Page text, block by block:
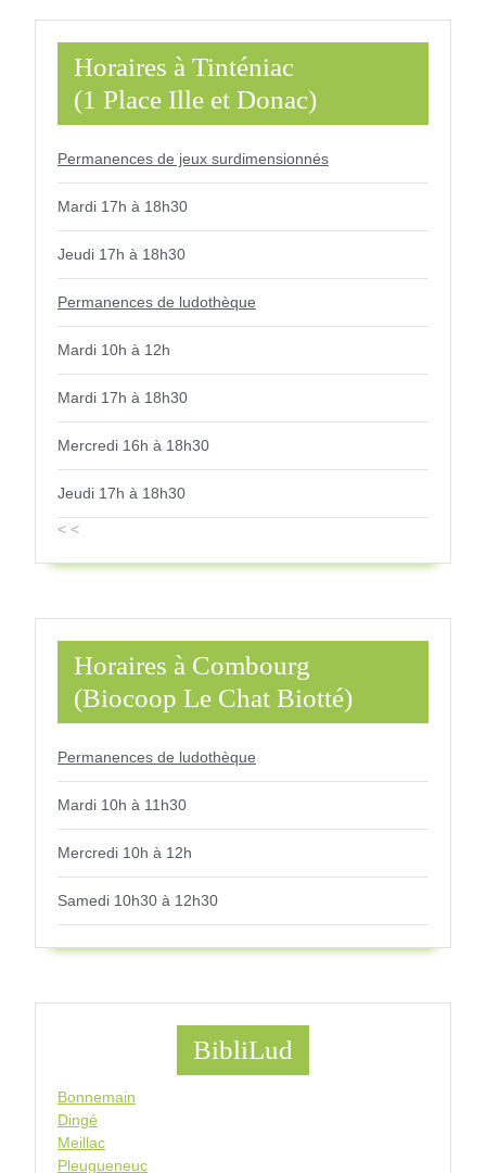
Horaires à Tinténiac
(1 Place Ille et Donac)
Permanences de jeux surdimensionnés
Mardi 17h à 18h30
Jeudi 17h à 18h30
Permanences de ludothèque
Mardi 10h à 12h
Mardi 17h à 18h30
Mercredi 16h à 18h30
Jeudi 17h à 18h30
< <
Horaires à Combourg
(Biocoop Le Chat Biotté)
Permanences de ludothèque
Mardi 10h à 11h30
Mercredi 10h à 12h
Samedi 10h30 à 12h30
BibliLud
Bonnemain
Dingé
Meillac
Pleugueneuc